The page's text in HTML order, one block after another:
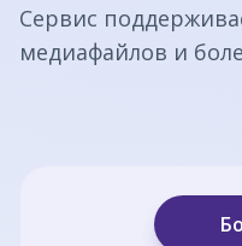
Сервис
медиафайлов и